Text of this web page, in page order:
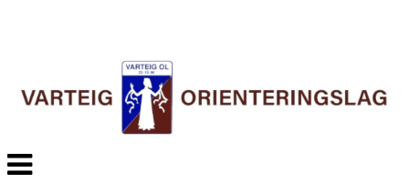
Veksle
navigasjon